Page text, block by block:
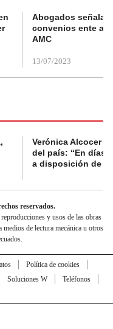
Abogados
convenios ente
AMC
13/07/2023
Verónica Alcocer
del país: “En días
a disposición de
reservados.
y usos de las obras
medios de lectura mecánica u otros
Política de cookies
Soluciones W
Teléfonos